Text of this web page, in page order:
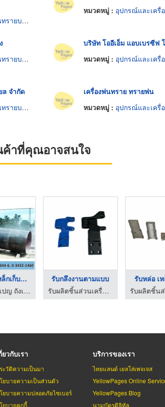
ผิวโลหะ
หมวดหมู่ : อุปกรณ์และเครื่องใช้
ผิวโลหะ
บริษัท โออีเอ็ม แอบเบรซีฟ
หมวดหมู่ : อุปกรณ์และเครื่องใช้
ล จำกัด
ผิวโลหะ
เครื่องพ่นทราย ทรายพ่น
หมวดหมู่ : อุปกรณ์และเครื่องใช้
าที่คุณอาจสนใจ
รับซ่อมถังเหล็กเก็บน ...
ผลิตถังแชมเปญ ถังเหล็กเก็บน้ำสูง หอถังเหล็ก
รับกลึงงานตามแบบ
รับผลิตชิ้นส่วนเครื่องจักร อะไหล่เครื่องพ่นทราย
รับหล่อ เ
ยวกับเรา
ะวัติความเป็นมา
ยบายความเป็นส่วนตัว
ยบายความปลอดภัยไซเบอร์
ยบายคุกกี้
บริการของเรา
ไทยแลนด์ เยลโล่เพจเจส
YellowPages Online
YellowPages Blog
นามบัตรดิจิทัล